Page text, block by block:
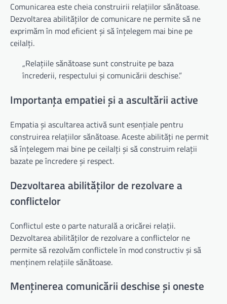
Comunicarea este cheia construirii relațiilor sănătoase.
Dezvoltarea abilităților de comunicare ne permite să ne
exprimăm în mod eficient și să înțelegem mai bine pe
ceilalți.
„Relațiile sănătoase sunt construite pe baza
încrederii, respectului și comunicării deschise.”
Importanța empatiei și a ascultării active
Empatia și ascultarea activă sunt esențiale pentru
construirea relațiilor sănătoase. Aceste abilități ne permit
să înțelegem mai bine pe ceilalți și să construim relații
bazate pe încredere și respect.
Dezvoltarea abilităților de rezolvare a
conflictelor
Conflictul este o parte naturală a oricărei relații.
Dezvoltarea abilităților de rezolvare a conflictelor ne
permite să rezolvăm conflictele în mod constructiv și să
menținem relațiile sănătoase.
Menținerea comunicării deschise și oneste